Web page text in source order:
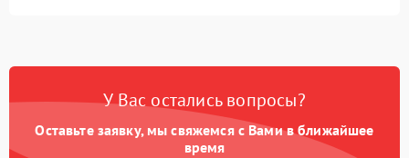
У Вас остались вопросы?
Оставьте заявку, мы свяжемся с Вами в ближайшее
время